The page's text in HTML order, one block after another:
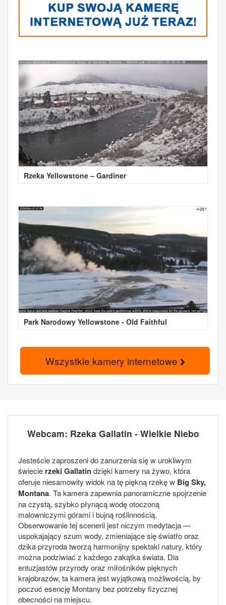
Rzeka Yellowstone – Gardiner
Park Narodowy Yellowstone - Old Faithful
Wszystkie kamery internetowe
Webcam: Rzeka Gallatin - Wielkie Niebo
Jesteście zaproszeni do zanurzenia się w urokliwym
świecie rzeki Gallatindzięki kamery na żywo, która
oferuje niesamowity widok na tę piękną rzekę w Big Sky,
Montana. Ta kamera zapewnia panoramiczne spojrzenie
na czystą, szybko płynącą wodę otoczoną
malowniczymi górami i bujną roślinnością.
Obserwowanie tej scenerii jest niczym medytacja —
uspokajający szum wody, zmieniające się światło oraz
dzika przyroda tworzą harmonijny spektakl natury, który
można podziwiać z każdego zakątka świata. Dla
entuzjastów przyrody oraz miłośników pięknych
krajobrazów, ta kamera jest wyjątkową możliwością, by
poczuć esencję Montany bez potrzeby fizycznej
obecności na miejscu.